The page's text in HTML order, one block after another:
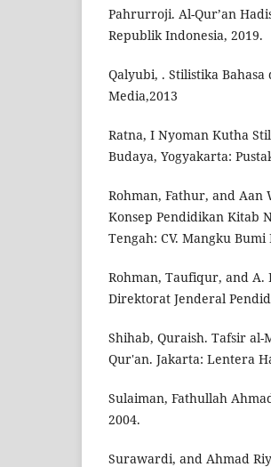
Pahrurroji. Al-Qur’an
Republik Indonesia, 2019.
Qalyubi, . Stilistika
Media,2013
Ratna, I Nyoman Kutha
Budaya, Yogyakarta:
Rohman, Fathur, and Aan
Konsep Pendidikan Kitab
Tengah: CV. Mangku Bumi
Rohman, Taufiqur, and A.
Direktorat Jenderal
Shihab, Quraish. Tafsir al-
Qur'an. Jakarta: Lentera
Sulaiman, Fathullah
2004.
Surawardi, and Ahmad